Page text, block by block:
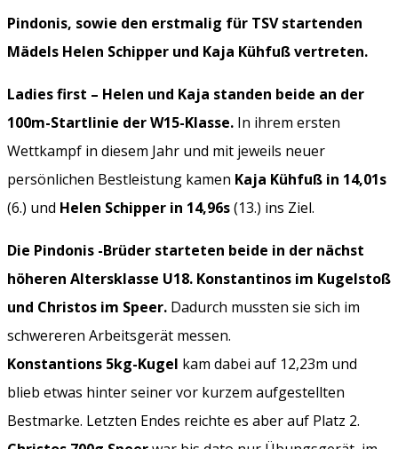
Pindonis, sowie den erstmalig für TSV startenden
Mädels Helen Schipper und Kaja Kühfuß vertreten.
Ladies first – Helen und Kaja standen beide an der
100m-Startlinie der W15-Klasse. In ihrem ersten
Wettkampf in diesem Jahr und mit jeweils neuer
persönlichen Bestleistung kamen Kaja Kühfuß in 14,01s
(6.) und Helen Schipper in 14,96s(13.) ins Ziel.
Die Pindonis -Brüder starteten beide in der nächst
höheren Altersklasse U18. Konstantinos im Kugelstoß
und Christos im Speer. Dadurch mussten sie sich im
schwereren Arbeitsgerät messen.
Konstantions 5kg-Kugel kam dabei auf 12,23m und
blieb etwas hinter seiner vor kurzem aufgestellten
Bestmarke. Letzten Endes reichte es aber auf Platz 2.